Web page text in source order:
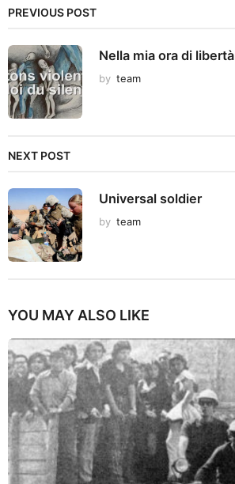
PREVIOUS POST
Nella mia ora di libertà
by team
NEXT POST
Universal soldier
by team
YOU MAY ALSO LIKE